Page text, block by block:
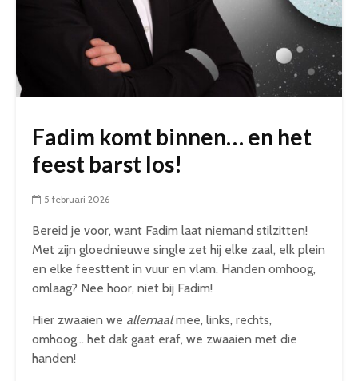
Fadim komt binnen… en het
feest barst los!
5 februari 2026
Bereid je voor, want Fadim laat niemand stilzitten!
Met zijn gloednieuwe single zet hij elke zaal, elk plein
en elke feesttent in vuur en vlam. Handen omhoog,
omlaag? Nee hoor, niet bij Fadim!
Hier zwaaien we allemaalmee, links, rechts,
omhoog… het dak gaat eraf, we zwaaien met die
handen!